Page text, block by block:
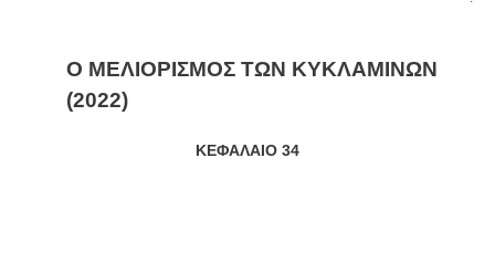
Ο ΜΕΛΙΟΡΙΣΜΟΣ ΤΩΝ ΚΥΚΛΑΜΙΝΩΝ
(2022)
ΚΕΦΑΛΑΙΟ 34